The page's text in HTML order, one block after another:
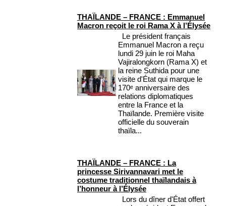
THAÏLANDE – FRANCE : Emmanuel
Macron reçoit le roi Rama X à l’Élysée
Le président français
Emmanuel Macron a reçu
lundi 29 juin le roi Maha
Vajiralongkorn (Rama X) et
la reine Suthida pour une
visite d'État qui marque le
170ᵉ anniversaire des
relations diplomatiques
entre la France et la
Thaïlande. Première visite
officielle du souverain
thaïla...
THAÏLANDE – FRANCE : La
princesse Sirivannavari met le
costume traditionnel thaïlandais à
l’honneur à l’Élysée
Lors du dîner d'État offert